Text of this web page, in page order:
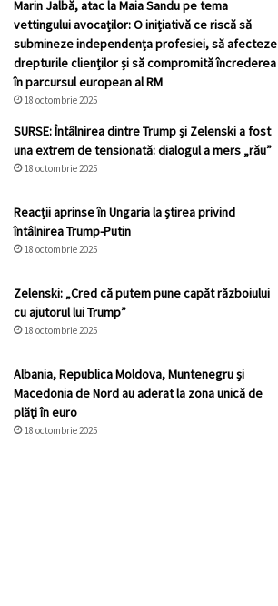
Marin Jalbă, atac la Maia Sandu pe tema
vettingului avocaților: O inițiativă ce riscă să
submineze independența profesiei, să afecteze
drepturile clienților și să compromită încrederea
în parcursul european al RM
18 octombrie 2025
SURSE: Întâlnirea dintre Trump și Zelenski a fost
una extrem de tensionată: dialogul a mers „rău”
18 octombrie 2025
Reacții aprinse în Ungaria la știrea privind
întâlnirea Trump-Putin
18 octombrie 2025
Zelenski: „Cred că putem pune capăt războiului
cu ajutorul lui Trump”
18 octombrie 2025
Albania, Republica Moldova, Muntenegru şi
Macedonia de Nord au aderat la zona unică de
plăţi în euro
18 octombrie 2025